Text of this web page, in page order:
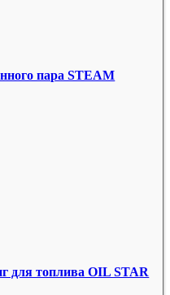
пара STEAM
для топлива OIL STAR